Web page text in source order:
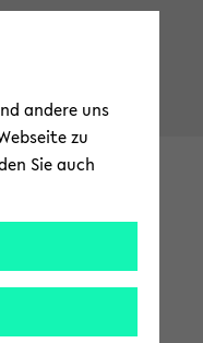
andere uns
zu
Sie auch